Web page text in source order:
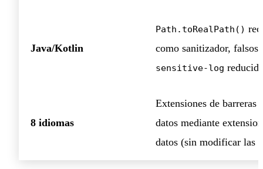
Java/Kotlin
Path.toRealPath()
como sanitizador, falsos
sensitive-log
8 idiomas
Extensiones de barreras
datos mediante
datos (sin modificar las